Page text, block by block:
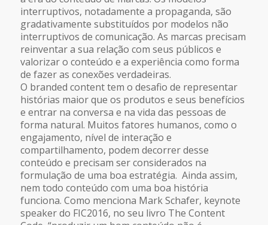
interruptivos, notadamente a propaganda, são
gradativamente substituídos por modelos não
interruptivos de comunicação. As marcas precisam
reinventar a sua relação com seus públicos e
valorizar o conteúdo e a experiência como forma
de fazer as conexões verdadeiras.
O branded content tem o desafio de representar
histórias maior que os produtos e seus benefícios
e entrar na conversa e na vida das pessoas de
forma natural. Muitos fatores humanos, como o
engajamento, nível de interação e
compartilhamento, podem decorrer desse
conteúdo e precisam ser considerados na
formulação de uma boa estratégia. Ainda assim,
nem todo conteúdo com uma boa história
funciona. Como menciona Mark Schafer, keynote
speaker do FIC2016, no seu livro The Content